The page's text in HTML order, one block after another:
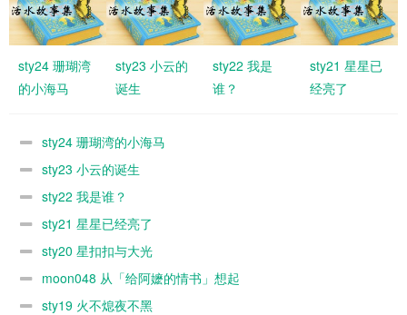
sty24 珊瑚湾
的小海马
sty23 小云的
诞生
sty22 我是
谁？
sty21 星星已
经亮了
sty24 珊瑚湾的小海马
sty23 小云的诞生
sty22 我是谁？
sty21 星星已经亮了
sty20 星扣扣与大光
moon048 从「给阿嬷的情书」想起
sty19 火不熄夜不黑